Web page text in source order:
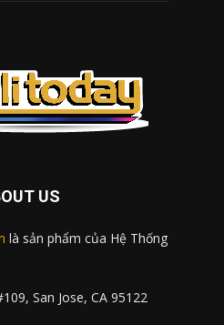
US
là sản phẩm của Hệ Thống
San Jose, CA 95122